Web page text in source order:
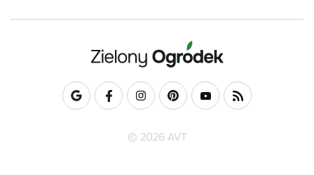
© 2026 AVT